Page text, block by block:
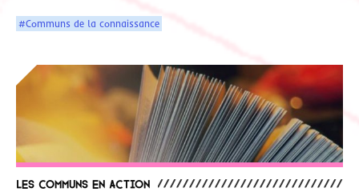
#Communs de la connaissance
Les communs en action